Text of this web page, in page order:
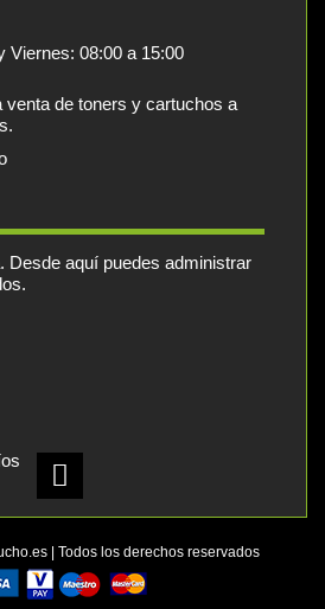
Viernes: 08:00 a 15:00
venta de toners y cartuchos a
Desde aquí puedes administrar
| Todos los derechos reservados